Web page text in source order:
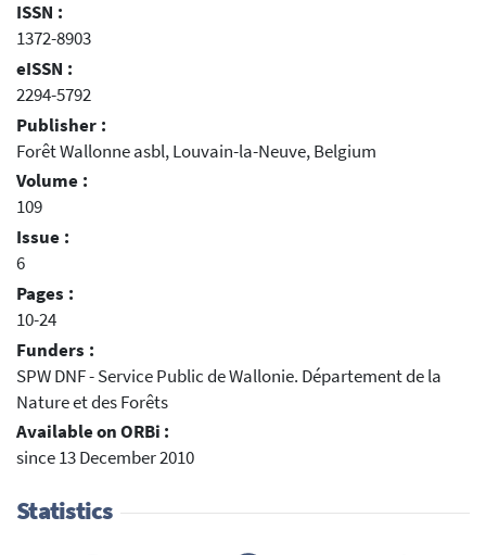
ISSN :
1372-8903
eISSN :
2294-5792
Publisher :
Forêt Wallonne asbl, Louvain-la-Neuve, Belgium
Volume :
109
Issue :
6
Pages :
10-24
Funders :
SPW DNF - Service Public de Wallonie. Département de la
Nature et des Forêts
Available on ORBi :
since 13 December 2010
Statistics